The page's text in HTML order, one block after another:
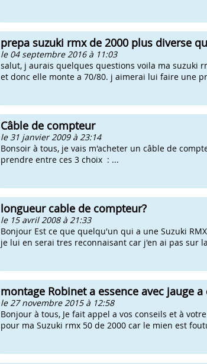
prepa suzuki rmx de 2000 plus diverse
le 04 septembre 2016 à 11:03
salut, j aurais quelques questions voila ma suzuki
et donc elle monte a 70/80. j aimerai lui faire une
Câble de compteur
le 31 janvier 2009 à 23:14
Bonsoir à tous, je vais m'acheter un câble de
prendre entre ces 3 choix : ...
longueur cable de compteur?
le 15 avril 2008 à 21:33
Bonjour Est ce que quelqu'un qui a une Suzuki
je lui en serai tres reconnaisant car j'en ai pas sur
montage Robinet a essence avec jauge
le 27 novembre 2015 à 12:58
Bonjour à tous, Je fait appel a vos conseils et à
pour ma Suzuki rmx 50 de 2000 car le mien est